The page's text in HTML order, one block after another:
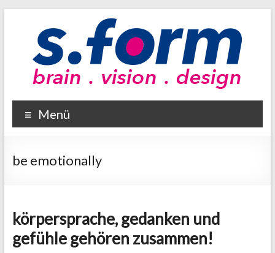
wechseln
sform
brain
vision
Menü
be emotionally
körpersprache, gedanken und
gefühle gehören zusammen!